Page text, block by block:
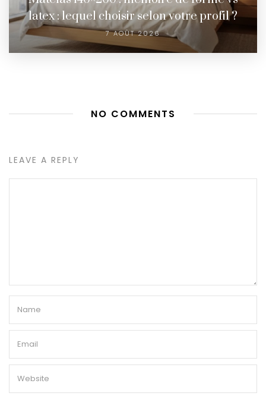
latex : lequel choisir selon votre profil ?
7 AOÛT 2026
NO COMMENTS
LEAVE A REPLY